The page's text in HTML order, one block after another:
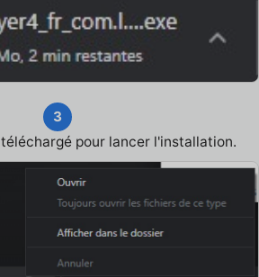
3
téléchargé pour lancer l'installation.